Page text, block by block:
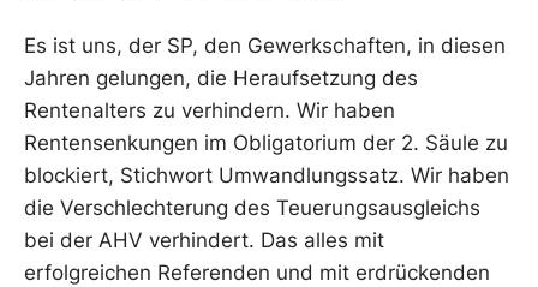
Es ist uns, der SP, den Gewerkschaften, in diesen
Jahren gelungen, die Heraufsetzung des
Rentenalters zu verhindern. Wir haben
Rentensenkungen im Obligatorium der 2. Säule zu
blockiert, Stichwort Umwandlungssatz. Wir haben
die Verschlechterung des Teuerungsausgleichs
bei der AHV verhindert. Das alles mit
erfolgreichen Referenden und mit erdrückenden